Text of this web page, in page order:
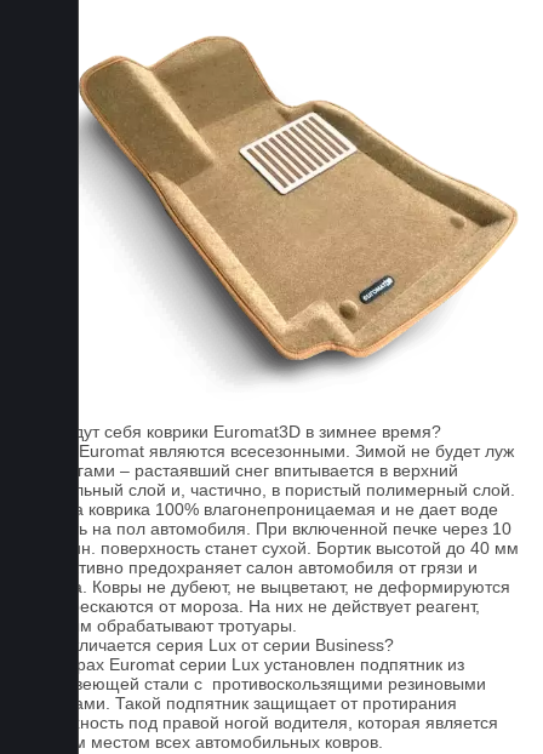
Как ведут себя коврики Euromat3D в зимнее время?
Ковры Euromat являются всесезонными. Зимой не будет луж
под ногами – растаявший снег впитывается в верхний
текстильный слой и, частично, в пористый полимерный слой.
Основа коврика 100% влагонепроницаемая и не дает воде
попасть на пол автомобиля. При включенной печке через 10
- 15 мин. поверхность станет сухой. Бортик высотой до 40 мм
эффективно предохраняет салон автомобиля от грязи и
мусора. Ковры не дубеют, не выцветают, не деформируются
и не трескаются от мороза. На них не действует реагент,
которым обрабатывают тротуары.
Чем отличается серия Lux от серии Business?
На коврах Euromat серии Lux установлен подпятник из
нержавеющей стали с противоскользящими резиновыми
вставками. Такой подпятник защищает от протирания
поверхность под правой ногой водителя, которая является
слабым местом всех автомобильных ковров.